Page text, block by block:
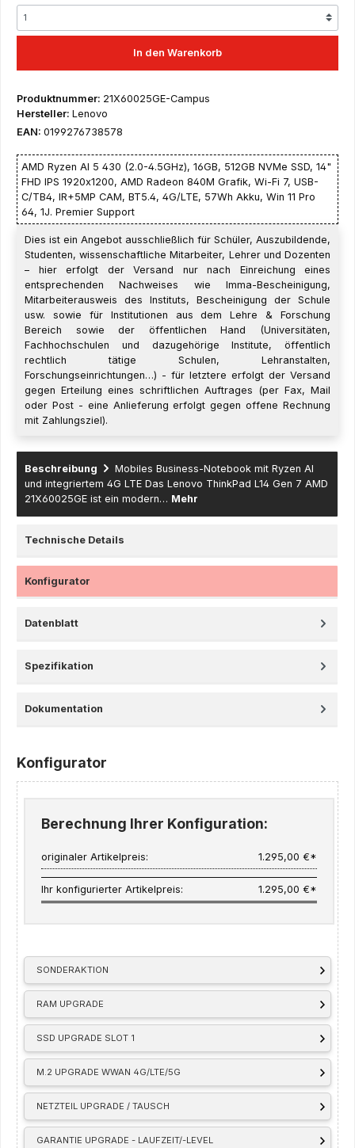
In den Warenkorb
Produktnummer: 21X60025GE-Campus
Hersteller: Lenovo
EAN: 0199276738578
AMD Ryzen AI 5 430 (2.0-4.5GHz), 16GB, 512GB NVMe SSD, 14"
FHD IPS 1920x1200, AMD Radeon 840M Grafik, Wi-Fi 7, USB-
C/TB4, IR+5MP CAM, BT5.4, 4G/LTE, 57Wh Akku, Win 11 Pro
64, 1J. Premier Support
Dies ist ein Angebot ausschließlich für Schüler, Auszubildende,
Studenten, wissenschaftliche Mitarbeiter, Lehrer und Dozenten
– hier erfolgt der Versand nur nach Einreichung eines
entsprechenden Nachweises wie Imma-Bescheinigung,
Mitarbeiterausweis des Instituts, Bescheinigung der Schule
usw. sowie für Institutionen aus dem Lehre & Forschung
Bereich sowie der öffentlichen Hand (Universitäten,
Fachhochschulen und dazugehörige Institute, öffentlich
rechtlich tätige Schulen, Lehranstalten,
Forschungseinrichtungen…) - für letztere erfolgt der Versand
gegen Erteilung eines schriftlichen Auftrages (per Fax, Mail
oder Post - eine Anlieferung erfolgt gegen offene Rechnung
mit Zahlungsziel).
Beschreibung
Mobiles Business-Notebook mit Ryzen AI
und integriertem 4G LTE Das Lenovo ThinkPad L14 Gen 7 AMD
21X60025GE ist ein modern… Mehr
Technische Details
Konfigurator
Datenblatt
Spezifikation
Dokumentation
Konfigurator
SONDERAKTION
RAM UPGRADE
SSD UPGRADE SLOT 1
M.2 UPGRADE WWAN 4G/LTE/5G
NETZTEIL UPGRADE / TAUSCH
GARANTIE UPGRADE - LAUFZEIT/-LEVEL
Berechnung Ihrer Konfiguration:
originaler Artikelpreis: 1.295,00 €*
Ihr konfigurierter Artikelpreis: 1.295,00 €*